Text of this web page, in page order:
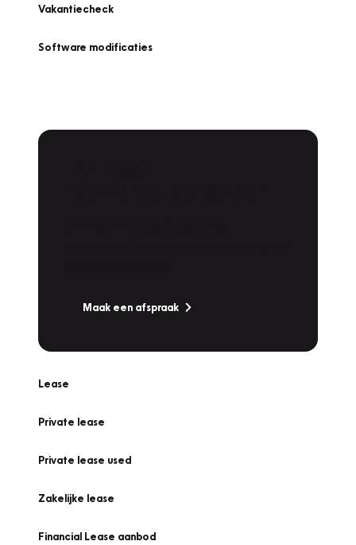
Vakantiecheck
Software modificaties
Maak een afspraak
Lease
Private lease
Private lease used
Zakelijke lease
Financial Lease aanbod